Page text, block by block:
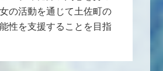
の活動を通じて土佐町の
性を支援することを目指